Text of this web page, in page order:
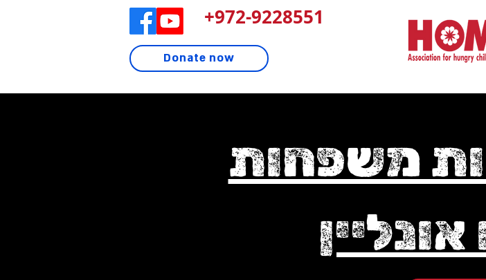
972-9228551+
Donate now
משפחות